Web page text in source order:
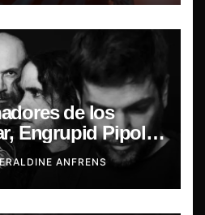
de los
Engrupid Pipol
exclusivo.
ANFRENS